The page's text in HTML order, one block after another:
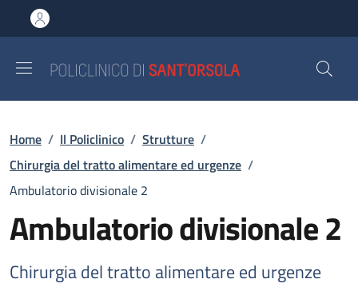
al contenuto principale
to footer content
Briciole di pane
Home / Il Policlinico / Strutture /
Chirurgia del tratto alimentare ed urgenze /
Ambulatorio divisionale 2
Ambulatorio divisionale 2
Chirurgia del tratto alimentare ed urgenze